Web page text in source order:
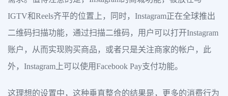
IGTV和Reels齐平的位置上，同时，Instagram正在全球推出
二维码扫描功能，通过扫描二维码，用户可以打开Instagram
账户，从而实现购买商品，或者只是关注商家的帐户，此
外，Instagram上可以使用Facebook Pay支付功能。
这理想的设置中，这种垂直整合的结果是，更多的消费行为